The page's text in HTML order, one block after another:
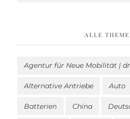
ALLE
Agentur für Neue Mobilität |
Alternative Antriebe Auto
Batterien China